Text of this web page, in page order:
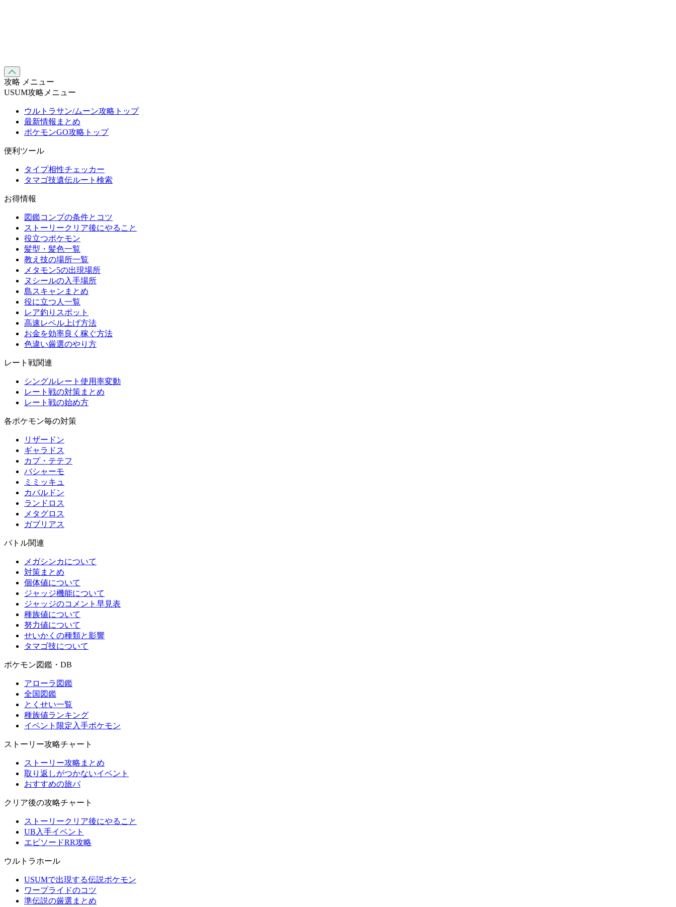
攻略 メニュー
USUM攻略メニュー
ウルトラサン/ムーン攻略トップ
最新情報まとめ
ポケモンGO攻略トップ
便利ツール
タイプ相性チェッカー
タマゴ技遺伝ルート検索
お得情報
図鑑コンプの条件とコツ
ストーリークリア後にやること
役立つポケモン
髪型・髪色一覧
教え技の場所一覧
メタモン5の出現場所
ヌシールの入手場所
島スキャンまとめ
役に立つ人一覧
レア釣りスポット
高速レベル上げ方法
お金を効率良く稼ぐ方法
色違い厳選のやり方
レート戦関連
シングルレート使用率変動
レート戦の対策まとめ
レート戦の始め方
各ポケモン毎の対策
リザードン
ギャラドス
カプ・テテフ
バシャーモ
ミミッキュ
カバルドン
ランドロス
メタグロス
ガブリアス
バトル関連
メガシンカについて
対策まとめ
個体値について
ジャッジ機能について
ジャッジのコメント早見表
種族値について
努力値について
せいかくの種類と影響
タマゴ技について
ポケモン図鑑・DB
アローラ図鑑
全国図鑑
とくせい一覧
種族値ランキング
イベント限定入手ポケモン
ストーリー攻略チャート
ストーリー攻略まとめ
取り返しがつかないイベント
おすすめの旅パ
クリア後の攻略チャート
ストーリークリア後にやること
UB入手イベント
エピソードRR攻略
ウルトラホール
USUMで出現する伝説ポケモン
ワープライドのコツ
準伝説の厳選まとめ